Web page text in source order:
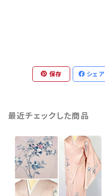
保存 シェア
最近チェックした商品